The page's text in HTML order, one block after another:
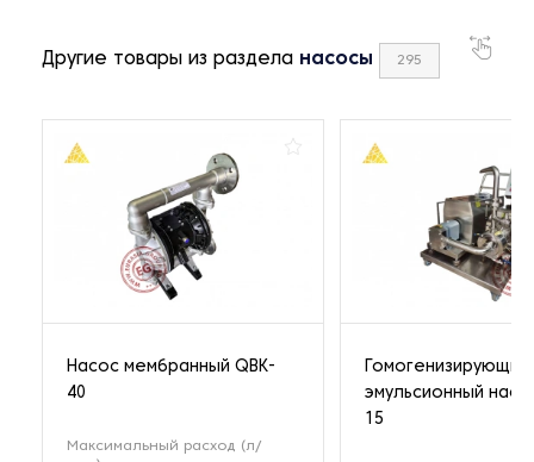
Другие товары из раздела насосы 295
Насос мембранный QBK-
40
Максимальный расход (л/
Гомогенизирующий
эмульсионный
15